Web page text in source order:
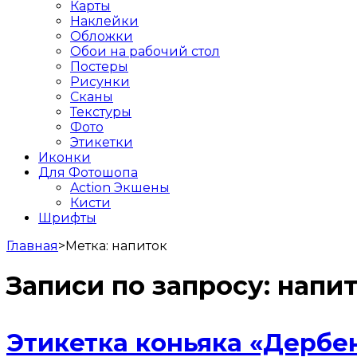
Карты
Наклейки
Обложки
Обои на рабочий стол
Постеры
Рисунки
Сканы
Текстуры
Фото
Этикетки
Иконки
Для Фотошопа
Action Экшены
Кисти
Шрифты
Главная>Метка: напиток
Записи по запросу:
Этикетка коньяка